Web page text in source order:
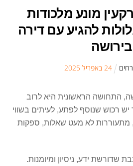
מונע מלכודות
להגיע עם דירה
בירושה
24באפריל 2025
התחושה הראשונית היא לרוב
רכוש שנוסף לפתע, לעיתים בשווי
מתעוררות לא מעט שאלות, ספקות
שדורשת ידע, ניסיון ומיומנות.